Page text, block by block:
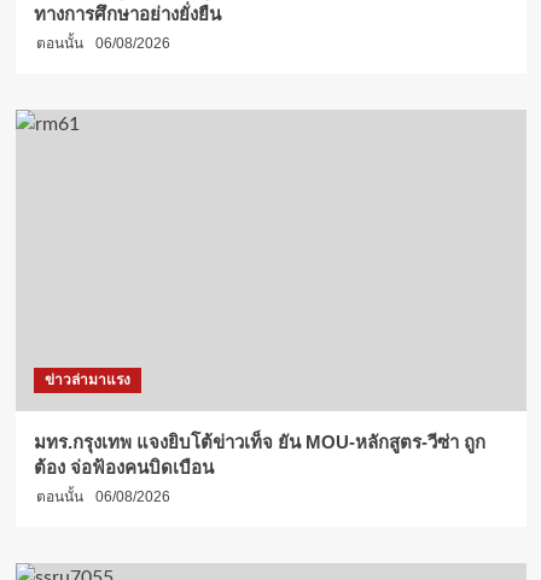
ทางการศึกษาอย่างยั่งยืน
ตอนนั้น 06/08/2026
ข่าวล่ามาแรง
มทร.กรุงเทพ แจงยิบโต้ข่าวเท็จ ยัน MOU-หลักสูตร-วีซ่า ถูก
ต้อง จ่อฟ้องคนบิดเบือน
ตอนนั้น 06/08/2026